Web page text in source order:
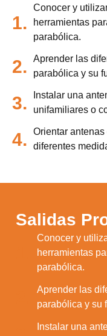
1.
Conocer y
herramientas
parabólica.
2.
Aprender las
parabólica y su
3.
Instalar una
unifamiliares o
4.
Orientar
diferentes
Salidas
Conocer y
herramientas
parabólica.
Aprender las
parabólica y su
Instalar una